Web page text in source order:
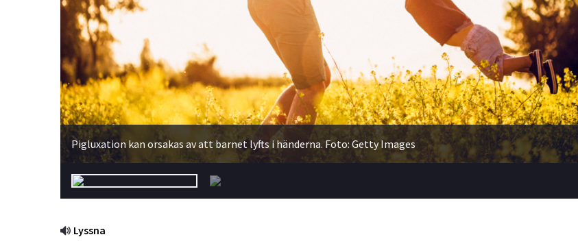
Ögon & Öron
Övervikt
Pigluxation kan orsakas av att barnet lyfts i händerna. Foto: Getty Images
Lyssna